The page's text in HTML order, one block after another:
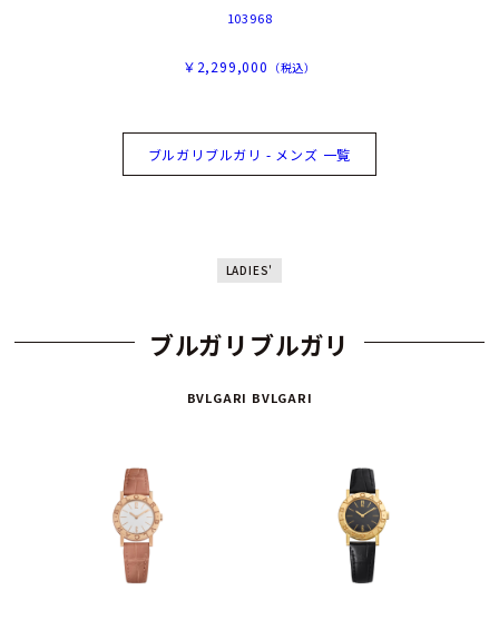
103968
￥2,299,000 （税込）
ブルガリブルガリ - メンズ 一覧
LADIES'
ブルガリブルガリ
BVLGARI BVLGARI